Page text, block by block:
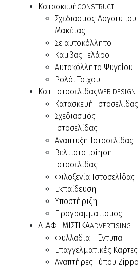
ΚατασκευήCONSTRUCT
Σχεδιασμός Λογότυπου
Μακέτας
Σε αυτοκόλλητο
Καμβάς Τελάρο
Αυτοκόλλητο Ψυγείου
Ρολόι Τοίχου
Κατ. ΙστοσελίδαςWEB DESIGN
Κατασκευή Ιστοσελίδας
Σχεδιασμός
Ιστοσελίδας
Ανάπτυξη Ιστοσελίδας
Βελτιστοποίηση
Ιστοσελίδας
Φιλοξενία Ιστοσελίδας
Εκπαίδευση
Υποστήριξη
Προγραμματισμός
ΔΙΑΦΗΜΙΣΤΙΚΑADVERTISING
Φυλλάδια - Έντυπα
Επαγγελματικές Κάρτες
Αναπτήρες Τύπου Zippo